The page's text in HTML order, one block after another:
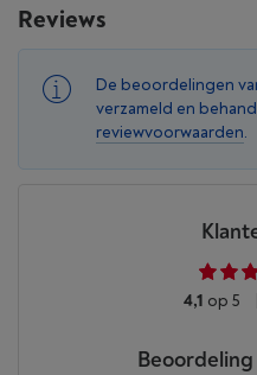
Reviews
De beoordelingen
verzameld en
reviewvoorwaarden.
4,1 op 5